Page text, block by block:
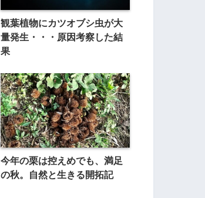
観葉植物にカツオブシ虫が大
量発生・・・原因考察した結
果
今年の栗は控えめでも、満足
の秋。自然と生きる開拓記